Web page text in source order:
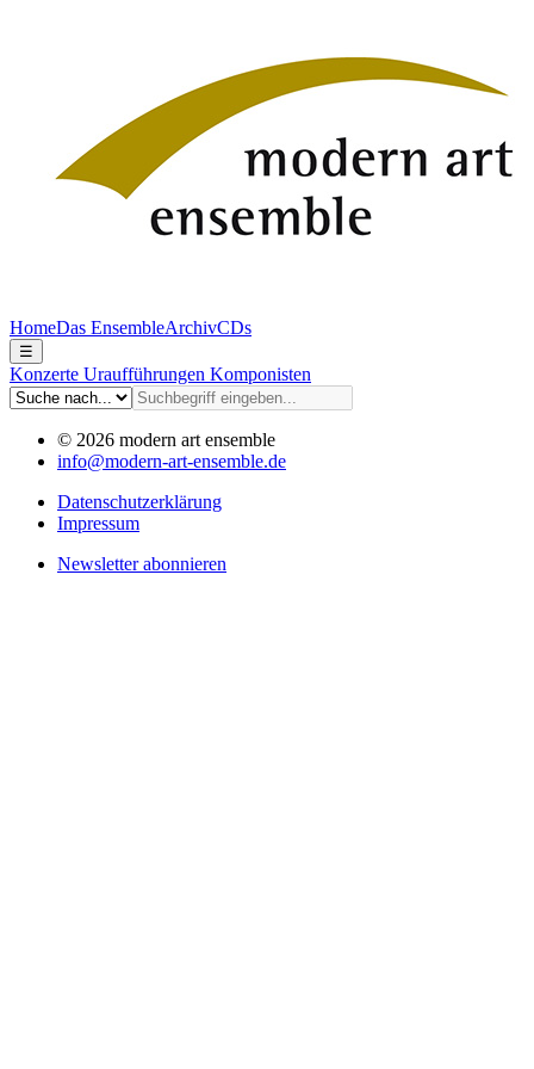
HomeDas EnsembleArchivCDs
☰
Konzerte Uraufführungen Komponisten
© 2026 modern art ensemble
info@modern-art-ensemble.de
Datenschutzerklärung
Impressum
Newsletter abonnieren